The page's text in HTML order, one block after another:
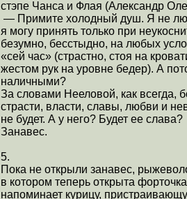
стэпе Чанса и Флая (Александр
— Примите холодный душ. Я не
я могу принять только при
безумно, бесстыдно, на любых
«сей час» (страстно, стоя на
жестом рук на уровне бедер). А
наличными?
За словами Нееловой, как всегда,
страсти, власти, славы, любви и
не будет. А у него? Будет ее слава?
Занавес.
5.
Пока не открыли занавес,
в котором теперь открыта
напоминает курицу,